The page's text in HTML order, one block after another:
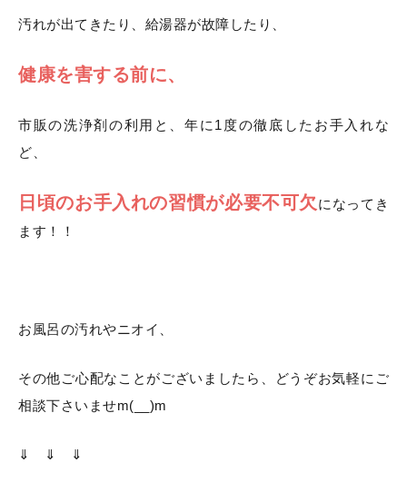
汚れが出てきたり、給湯器が故障したり、
健康を害する前に、
市販の洗浄剤の利用と、年に1度の徹底したお手入れな
ど、
日頃のお手入れの習慣が必要不可欠 になってき
ます！！
お風呂の汚れやニオイ、
その他ご心配なことがございましたら、どうぞお気軽にご
相談下さいませm(__)m
⇓ ⇓ ⇓